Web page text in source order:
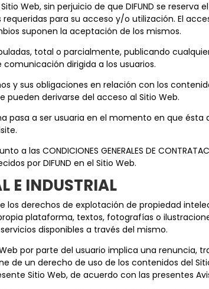
Web, sin perjuicio de que DIFUND se reserva
para su acceso y/o utilización. El
suponen la aceptación de los mismos.
total o parcialmente, publicando
dirigida a los usuarios.
y sus obligaciones en relación con los
pueden derivarse del acceso al Sitio Web.
pasa a ser usuaria en el momento en que ésta
CONDICIONES GENERALES DE
por DIFUND en el Sitio Web.
E INDUSTRIAL
los derechos de explotación de propiedad
plataforma, textos, fotografías o
disponibles a través del mismo.
por parte del usuario implica una renuncia,
de un derecho de uso de los contenidos del
Sitio Web, de acuerdo con las presentes